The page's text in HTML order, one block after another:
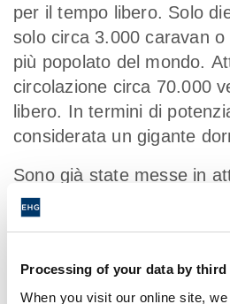
Processing of your data by third
When you visit our online site,
per il tempo libero. Solo
solo circa 3.000 caravan
più popolato del mondo.
circolazione circa 70.000
libero. In termini di
considerata un gigante
Sono già state messe in
promettenti. Per
sta promuovendo la
come i regolamenti delle
vietano la guida di veicoli